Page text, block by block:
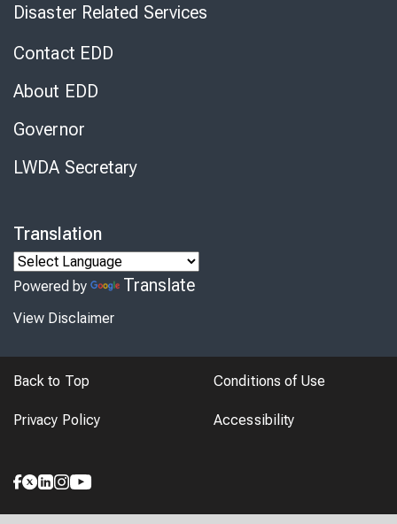
Disaster Related Services
Contact EDD
About EDD
Governor
LWDA Secretary
Translation
Powered by Translate
View Disclaimer
Back to Top Conditions of Use
Privacy Policy Accessibility